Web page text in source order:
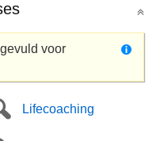
voor
Lifecoaching